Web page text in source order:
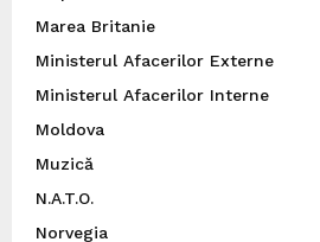
Marea Britanie
Ministerul Afacerilor Externe
Ministerul Afacerilor Interne
Moldova
Muzică
N.A.T.O.
Norvegia